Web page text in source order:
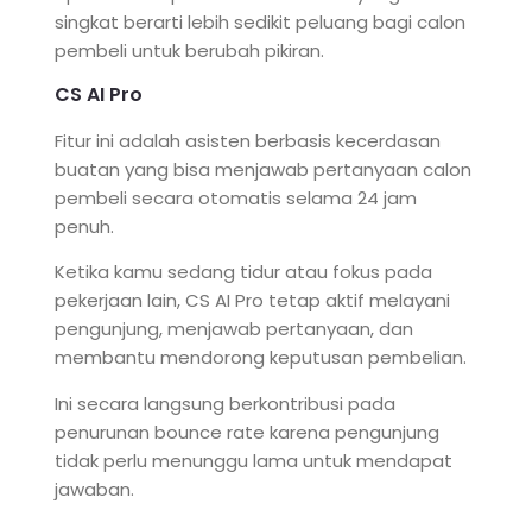
singkat berarti lebih sedikit peluang bagi calon
pembeli untuk berubah pikiran.
CS AI Pro
Fitur ini adalah asisten berbasis kecerdasan
buatan yang bisa menjawab pertanyaan calon
pembeli secara otomatis selama 24 jam
penuh.
Ketika kamu sedang tidur atau fokus pada
pekerjaan lain, CS AI Pro tetap aktif melayani
pengunjung, menjawab pertanyaan, dan
membantu mendorong keputusan pembelian.
Ini secara langsung berkontribusi pada
penurunan bounce rate karena pengunjung
tidak perlu menunggu lama untuk mendapat
jawaban.